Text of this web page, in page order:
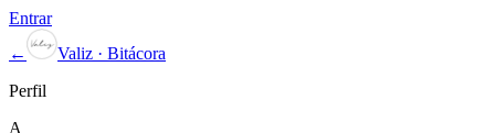
Entrar
←
Valiz · Bitácora
Perfil
A